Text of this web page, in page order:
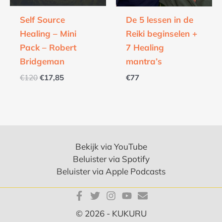
Self Source
Healing – Mini
Pack – Robert
Bridgeman
€120 €17,85
De 5 lessen in de
Reiki beginselen +
7 Healing
mantra’s
€77
Bekijk via YouTube
Beluister via Spotify
Beluister via Apple Podcasts
© 2026 - KUKURU